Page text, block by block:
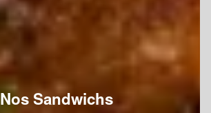
Nos Sandwichs